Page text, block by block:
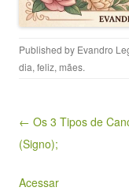
Published by Evandro
dia, feliz, mães.
Post navigation
← Os 3 Tipos de
(Signo);
Acessar